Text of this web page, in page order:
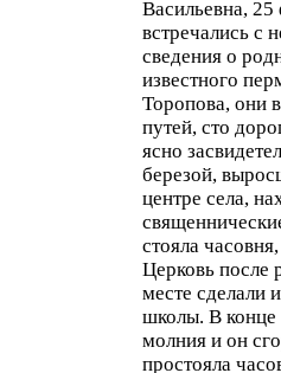
Васильевна,
встречались с
сведения о
известного
Торопова, они
путей, сто
ясно
березой,
центре села,
стояла
Церковь после
месте сделали
школы. В конце
молния и он
простояла